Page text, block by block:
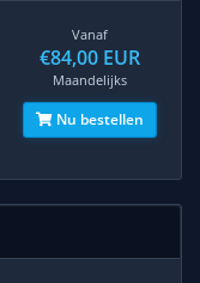
Vanaf
€84,00 EUR
Maandelijks
Nu bestellen